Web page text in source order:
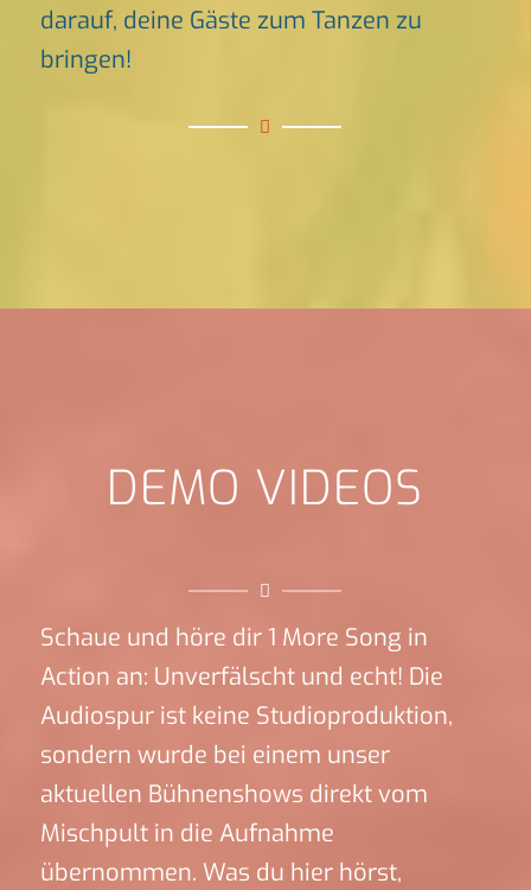
darauf, deine Gäste zum Tanzen zu
bringen!
DEMO VIDEOS
Schaue und höre dir 1 More Song in
Action an: Unverfälscht und echt! Die
Audiospur ist keine Studioproduktion,
sondern wurde bei einem unser
aktuellen Bühnenshows direkt vom
Mischpult in die Aufnahme
übernommen. Was du hier hörst,